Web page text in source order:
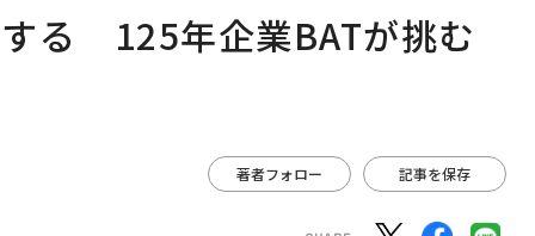
る 125年企業BATが挑む
著者フォロー 記事を保存